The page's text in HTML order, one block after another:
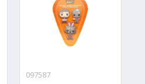
097587